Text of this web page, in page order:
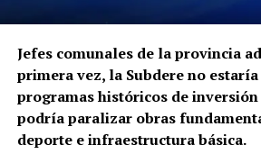
Jefes comunales de la provincia
primera vez, la Subdere no
programas históricos de
podría paralizar obras
deporte e infraestructura básica.